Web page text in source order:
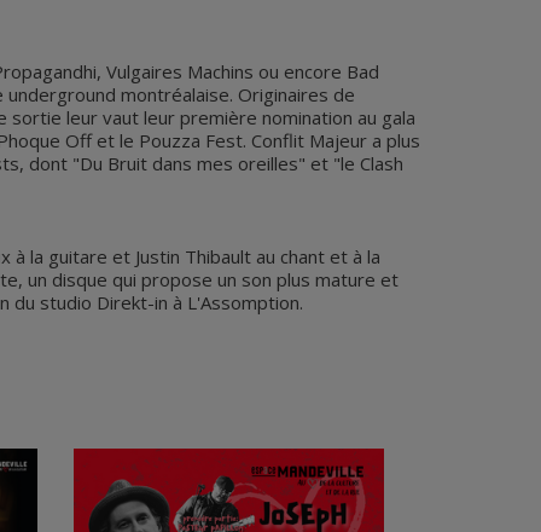
Vulgaires Machins ou encore Bad
montréalaise. Originaires de
leur vaut leur première nomination au gala
Off et le Pouzza Fest. Conflit Majeur a plus
dont "Du Bruit dans mes oreilles" et "le Clash
la guitare et Justin Thibault au chant et à la
un disque qui propose un son plus mature et
du studio Direkt-in à L'Assomption.